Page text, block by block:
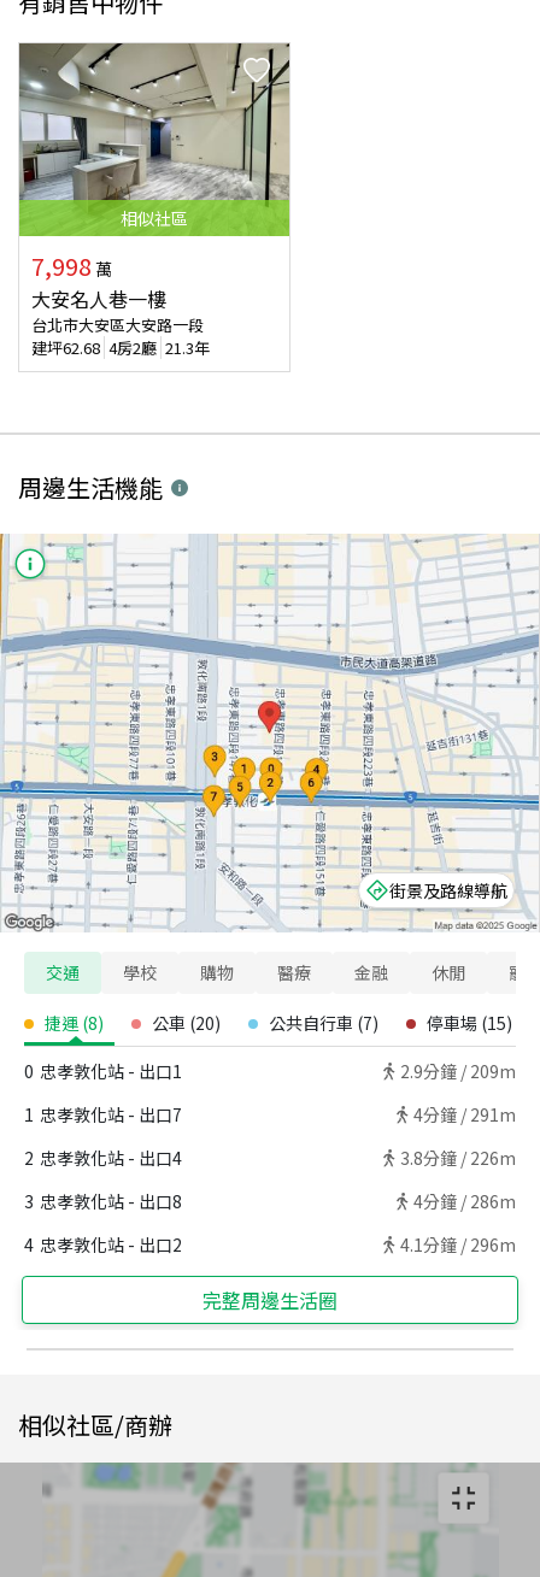
相似社區
7,998 萬
大安名人巷一樓
台北市大安區大安路一段
建坪62.68 4房2廳 21.3年
周邊生活機能
街景及路線導航
交通 學校 購物 醫療 金融 休閒 寵
捷運 (8) 公車 (20) 公共自行車 (7) 停車場 (15)
0 忠孝敦化站 - 出口1 2.9分鐘 / 209m
1 忠孝敦化站 - 出口7 4分鐘 / 291m
2 忠孝敦化站 - 出口4 3.8分鐘 / 226m
3 忠孝敦化站 - 出口8 4分鐘 / 286m
4 忠孝敦化站 - 出口2 4.1分鐘 / 296m
完整周邊生活圈
相似社區/商辦